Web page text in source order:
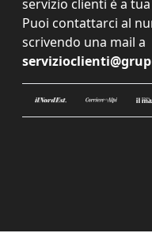
servizio clienti è a
Puoi contattarci al
scrivendo una mail a